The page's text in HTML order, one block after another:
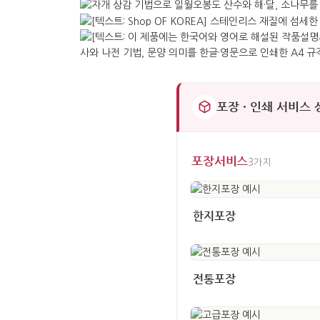
포장 · 인쇄 서비스
포장서비스 3가지
한지포장
전통포장